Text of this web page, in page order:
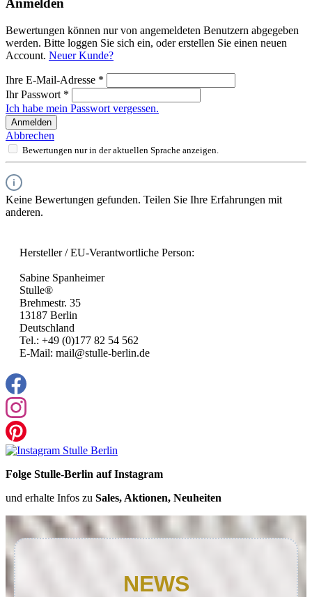
Anmelden
Bewertungen können nur von angemeldeten Benutzern abgegeben
werden. Bitte loggen Sie sich ein, oder erstellen Sie einen neuen
Account. Neuer Kunde?
Ihre E-Mail-Adresse *
Ihr Passwort *
Ich habe mein Passwort vergessen.
Anmelden
Abbrechen
Bewertungen nur in der aktuellen Sprache anzeigen.
Keine Bewertungen gefunden. Teilen Sie Ihre Erfahrungen mit
anderen.
Hersteller / EU-Verantwortliche Person:
Sabine Spanheimer
Stulle®
Brehmestr. 35
13187 Berlin
Deutschland
Tel.: +49 (0)177 82 54 562
E-Mail: mail@stulle-berlin.de
Folge Stulle-Berlin auf Instagram
und erhalte Infos zu Sales, Aktionen, Neuheiten
NEWS